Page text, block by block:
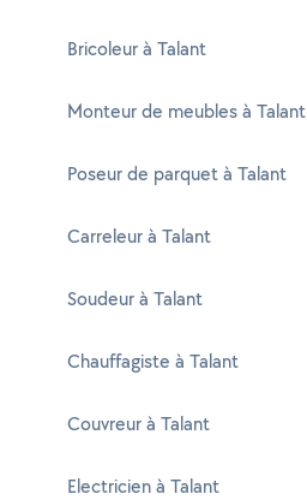
Bricoleur à Talant
Monteur de meubles à Talant
Poseur de parquet à Talant
Carreleur à Talant
Soudeur à Talant
Chauffagiste à Talant
Couvreur à Talant
Electricien à Talant